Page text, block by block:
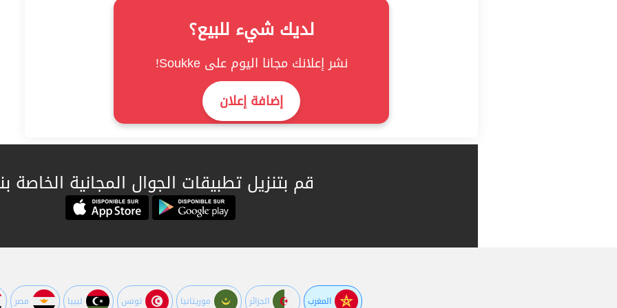
لديك شيء للبيع؟
نشر إعلانك مجانا اليوم على Soukke!
إضافة إعلان
قم بتنزيل تطبيقات الجوال المجانية الخاصة
المغرب الجزائر موريتانيا تونس ليبيا مصر